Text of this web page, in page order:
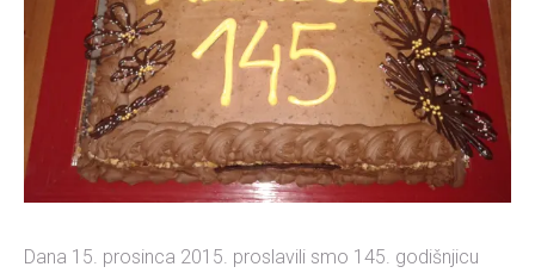
Dana 15. prosinca 2015. proslavili smo 145. godišnjicu